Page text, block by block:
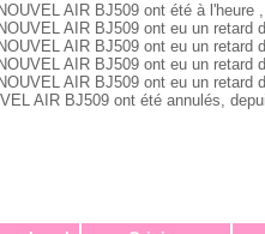
AIR BJ509 ont été à l'heure
AIR BJ509 ont eu un retard
AIR BJ509 ont eu un retard
AIR BJ509 ont eu un retard
AIR BJ509 ont eu un retard
AIR BJ509 ont été annulés,